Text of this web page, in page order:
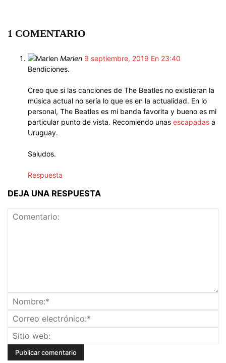
1 COMENTARIO
Marlen 9 septiembre, 2019 En 23:40
Bendiciones.
Creo que si las canciones de The Beatles no existieran la
música actual no sería lo que es en la actualidad. En lo
personal, The Beatles es mi banda favorita y bueno es mi
particular punto de vista. Recomiendo unas escapadas a
Uruguay.
Saludos.
Respuesta
DEJA UNA RESPUESTA